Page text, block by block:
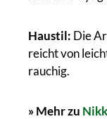
Haustil: Die
reicht von
rauchig.
» Mehr zu